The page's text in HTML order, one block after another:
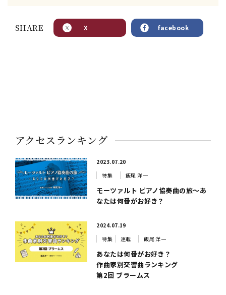
SHARE X facebook
アクセスランキング
2023.07.20
特集
飯尾 洋一
モーツァルト ピアノ協奏曲の旅～あ
なたは何番がお好き？
2024.07.19
特集
連載 飯尾 洋一
あなたは何番がお好き？
作曲家別交響曲ランキング
第2回 ブラームス